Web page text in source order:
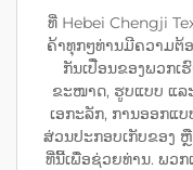
ທີ່ Hebei Chengji
ຄ້າທຸກໆທ່ານມີຄວາມຕ້
ກັນເປື່ອນຂອງພວກເ
ຂະໜາດ, ຮູບແບບ ແລ
ເອກະລັກ, ການອອກແ
ສ່ວນປະກອບເກັບຂອງ
ທີ່ນີ້ເພື່ອຊ່ວຍທ່ານ. ພວ